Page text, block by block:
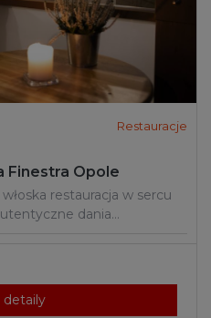
Restauracje
Finestra Opole
restauracja w sercu
dania…
detaily